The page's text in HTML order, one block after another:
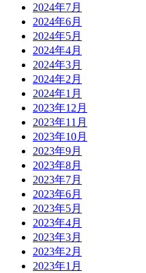
2024年7月
2024年6月
2024年5月
2024年4月
2024年3月
2024年2月
2024年1月
2023年12月
2023年11月
2023年10月
2023年9月
2023年8月
2023年7月
2023年6月
2023年5月
2023年4月
2023年3月
2023年2月
2023年1月